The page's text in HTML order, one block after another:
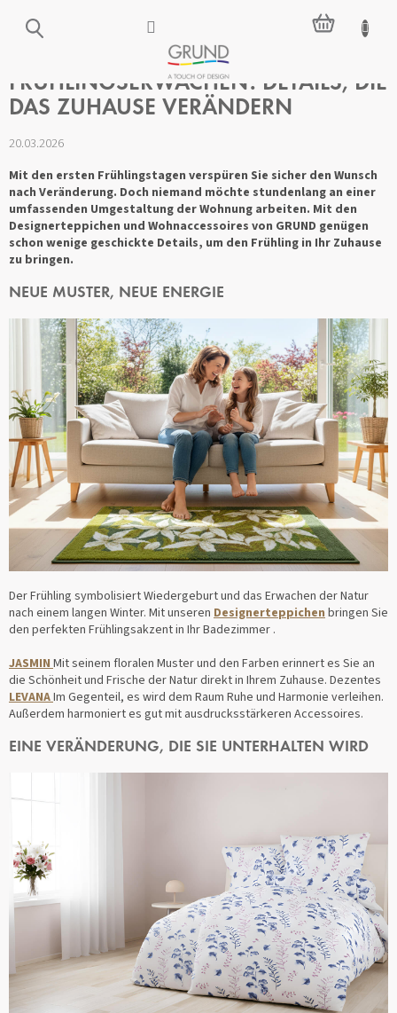
Inhalt
springen
FRÜHLINGSERWACHEN: DETAILS, DIE
DAS ZUHAUSE VERÄNDERN
20.03.2026
Mit den ersten Frühlingstagen verspüren Sie sicher den Wunsch
nach Veränderung. Doch niemand möchte stundenlang an einer
umfassenden Umgestaltung der Wohnung arbeiten. Mit den
Designerteppichen und Wohnaccessoires von GRUND genügen
schon wenige geschickte Details, um den Frühling in Ihr Zuhause
zu bringen.
NEUE MUSTER, NEUE ENERGIE
Der Frühling symbolisiert Wiedergeburt und das Erwachen der Natur
nach einem langen Winter. Mit unseren Designerteppichenbringen Sie
den perfekten Frühlingsakzent in Ihr Badezimmer .
JASMINMit seinem floralen Muster und den Farben erinnert es Sie an
die Schönheit und Frische der Natur direkt in Ihrem Zuhause. Dezentes
LEVANAIm Gegenteil, es wird dem Raum Ruhe und Harmonie verleihen.
Außerdem harmoniert es gut mit ausdrucksstärkeren Accessoires.
EINE VERÄNDERUNG, DIE SIE UNTERHALTEN WIRD